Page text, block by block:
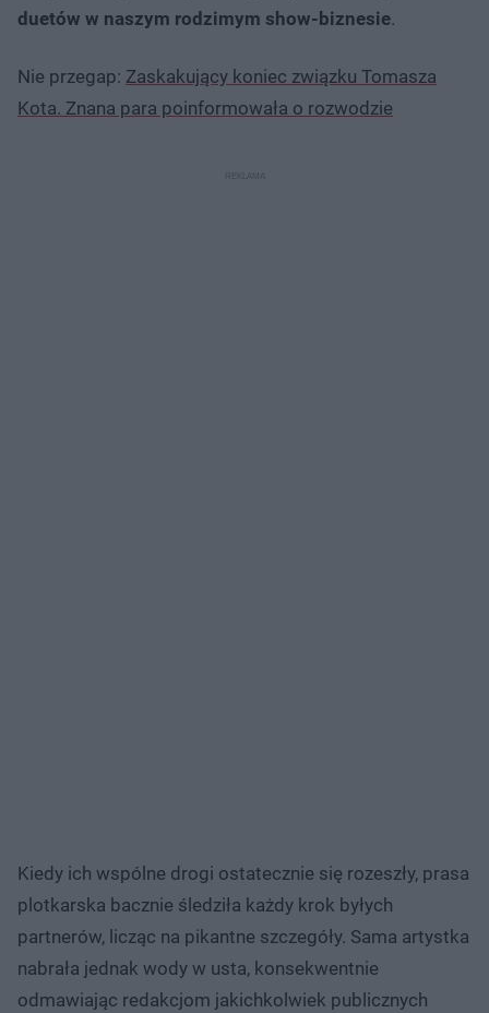
duetów w naszym rodzimym show-biznesie.
Nie przegap: Zaskakujący koniec związku Tomasza
Kota. Znana para poinformowała o rozwodzie
Kiedy ich wspólne drogi ostatecznie się rozeszły, prasa
plotkarska bacznie śledziła każdy krok byłych
partnerów, licząc na pikantne szczegóły. Sama artystka
nabrała jednak wody w usta, konsekwentnie
odmawiając redakcjom jakichkolwiek publicznych